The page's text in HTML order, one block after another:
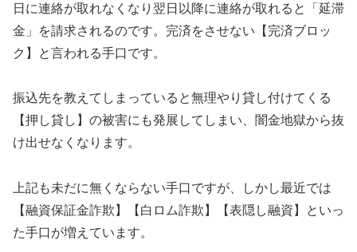
日に連絡が取れなくなり翌日以降に連絡が取れると「延滞
金」を請求されるのです。完済をさせない【完済ブロッ
ク】と言われる手口です。
振込先を教えてしまっていると無理やり貸し付けてくる
【押し貸し】の被害にも発展してしまい、闇金地獄から抜
け出せなくなります。
上記も未だに無くならない手口ですが、しかし最近では
【融資保証金詐欺】【白ロム詐欺】【表隠し融資】といっ
た手口が増えています。